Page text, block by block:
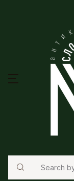
Search